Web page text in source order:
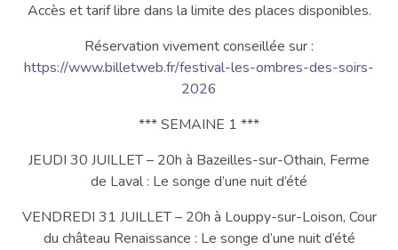
Accès et tarif libre dans la limite des places disponibles.
Réservation vivement conseillée sur :
https://www.billetweb.fr/festival-les-ombres-des-soirs-
2026
*** SEMAINE 1 ***
JEUDI 30 JUILLET – 20h à Bazeilles-sur-Othain, Ferme
de Laval : Le songe d’une nuit d’été
VENDREDI 31 JUILLET – 20h à Louppy-sur-Loison, Cour
du château Renaissance : Le songe d’une nuit d’été